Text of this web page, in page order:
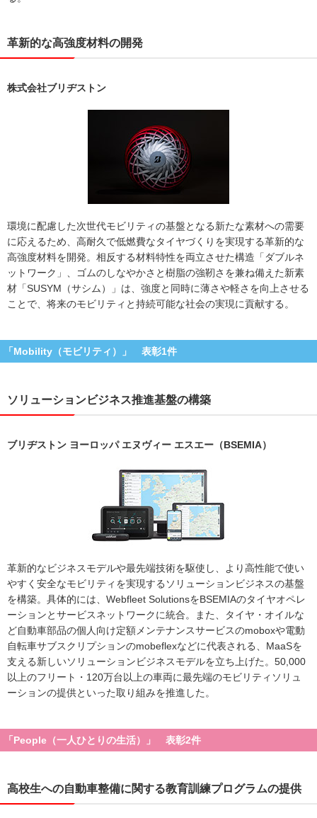
革新的な高強度材料の開発
株式会社ブリヂストン
環境に配慮した次世代モビリティの基盤となる新たな素材への需要
に応えるため、高耐久で低燃費なタイヤづくりを実現する革新的な
高強度材料を開発。相反する材料特性を両立させた構造「ダブルネ
ットワーク」、ゴムのしなやかさと樹脂の強靭さを兼ね備えた新素
材「SUSYM（サシム）」は、強度と同時に薄さや軽さを向上させる
ことで、将来のモビリティと持続可能な社会の実現に貢献する。
「Mobility（モビリティ）」 表彰1件
ソリューションビジネス推進基盤の構築
ブリヂストン ヨーロッパ エヌヴィー エスエー（BSEMIA）
⾰新的なビジネスモデルや最先端技術を駆使し、より⾼性能で使い
やすく安全なモビリティを実現するソリューションビジネスの基盤
を構築。具体的には、Webfleet SolutionsをBSEMIAのタイヤオペレ
ーションとサービスネットワークに統合。また、タイヤ・オイルな
ど自動車部品の個人向け定額メンテナンスサービスのmoboxや電動
自転車サブスクリプションのmobeflexなどに代表される、MaaSを
⽀える新しいソリューションビジネスモデルを立ち上げた。50,000
以上のフリート・120万台以上の⾞両に最先端のモビリティソリュ
ーションの提供といった取り組みを推進した。
「People（一人ひとりの生活）」 表彰2件
高校生への自動車整備に関する教育訓練プログラムの提供